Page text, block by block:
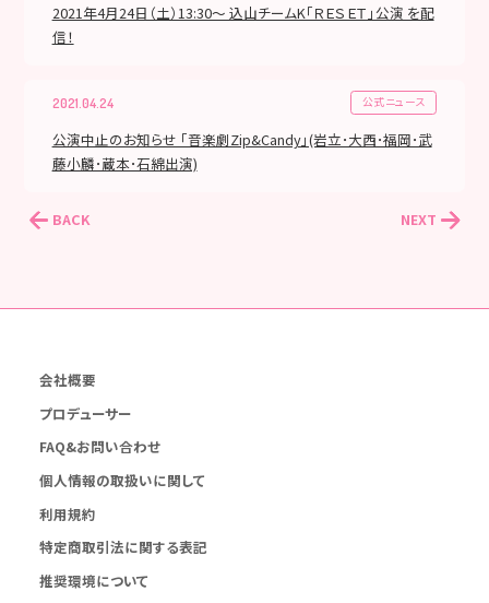
2021年4月24日（土）13:30～ 込山チームK「ＲＥＳＥＴ」公演 を配
信！
2021.04.24 公式ニュース
公演中止のお知らせ 「音楽劇Zip&Candy」(岩立･大西･福岡･武
藤小麟･蔵本･石綿出演)
BACK NEXT
会社概要
プロデューサー
FAQ&お問い合わせ
個人情報の取扱いに関して
利用規約
特定商取引法に関する表記
推奨環境について